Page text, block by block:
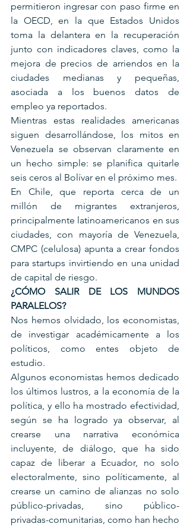
permitieron ingresar con paso firme en
la OECD, en la que Estados Unidos
toma la delantera en la recuperación
junto con indicadores claves, como la
mejora de precios de arriendos en la
ciudades medianas y pequeñas,
asociada a los buenos datos de
empleo ya reportados.
Mientras estas realidades americanas
siguen desarrollándose, los mitos en
Venezuela se observan claramente en
un hecho simple: se planifica quitarle
seis ceros al Bolívar en el próximo mes.
En Chile, que reporta cerca de un
millón de migrantes extranjeros,
principalmente latinoamericanos en sus
ciudades, con mayoría de Venezuela,
CMPC (celulosa) apunta a crear fondos
para startups invirtiendo en una unidad
de capital de riesgo.
¿CÓMO SALIR DE LOS MUNDOS
PARALELOS?
Nos hemos olvidado, los economistas,
de investigar académicamente a los
políticos, como entes objeto de
estudio.
Algunos economistas hemos dedicado
los últimos lustros, a la economía de la
política, y ello ha mostrado efectividad,
según se ha logrado ya observar, al
crearse una narrativa económica
incluyente, de diálogo, que ha sido
capaz de liberar a Ecuador, no solo
electoralmente, sino políticamente, al
crearse un camino de alianzas no solo
público-privadas, sino público-
privadas-comunitarias, como han hecho